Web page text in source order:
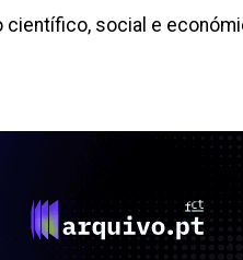
social e